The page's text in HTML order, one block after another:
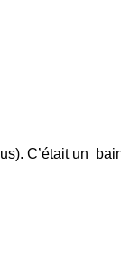
C’était un